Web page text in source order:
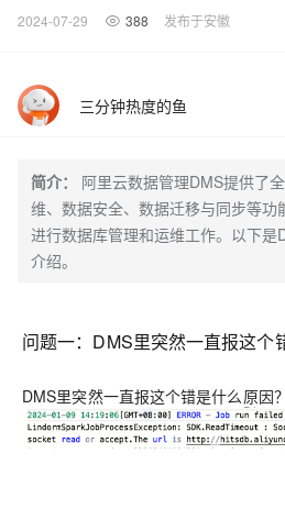
2024-07-29 388 发布于安徽
三分钟热度的鱼
简介：
阿里云数据管理DMS提供了
维、数据安全、数据迁移与同步等
进行数据库管理和运维工作。以下是
介绍。
问题一：DMS里突然一直报这个
DMS里突然一直报这个错是什么原因